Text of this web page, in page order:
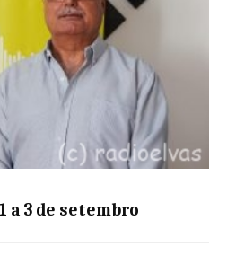
a 3 de setembro